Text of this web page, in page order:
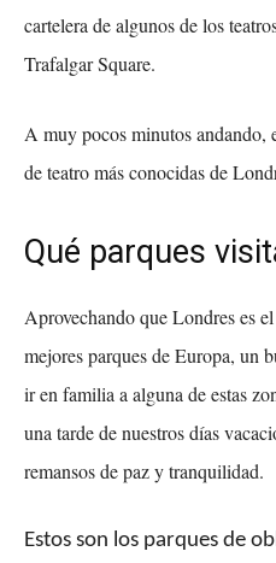
cartelera de algunos de los
Trafalgar Square.
A muy pocos minutos andando,
de teatro más conocidas de
Qué parques
Aprovechando que Londres es
mejores parques de Europa, un
ir en familia a alguna de estas
una tarde de nuestros días
remansos de paz y tranquilidad.
Estos son los parques de